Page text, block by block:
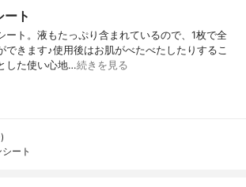
ト
ート。液もたっぷり含まれているので、1枚で全
できます♪使用後はお肌がべたべたしたりするこ
した使い心地…続きを見る
ート